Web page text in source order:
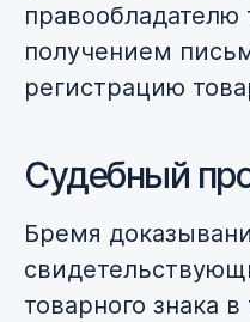
правообладателю
получением
регистрацию
Судебный
Бремя
товарного знака